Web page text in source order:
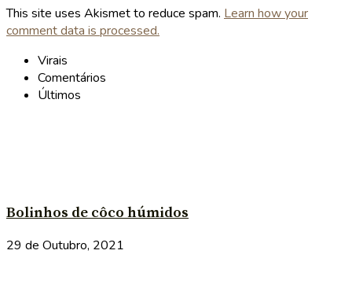
This site uses Akismet to reduce spam. Learn how your
comment data is processed.
Virais
Comentários
Últimos
Bolinhos de côco húmidos
29 de Outubro, 2021